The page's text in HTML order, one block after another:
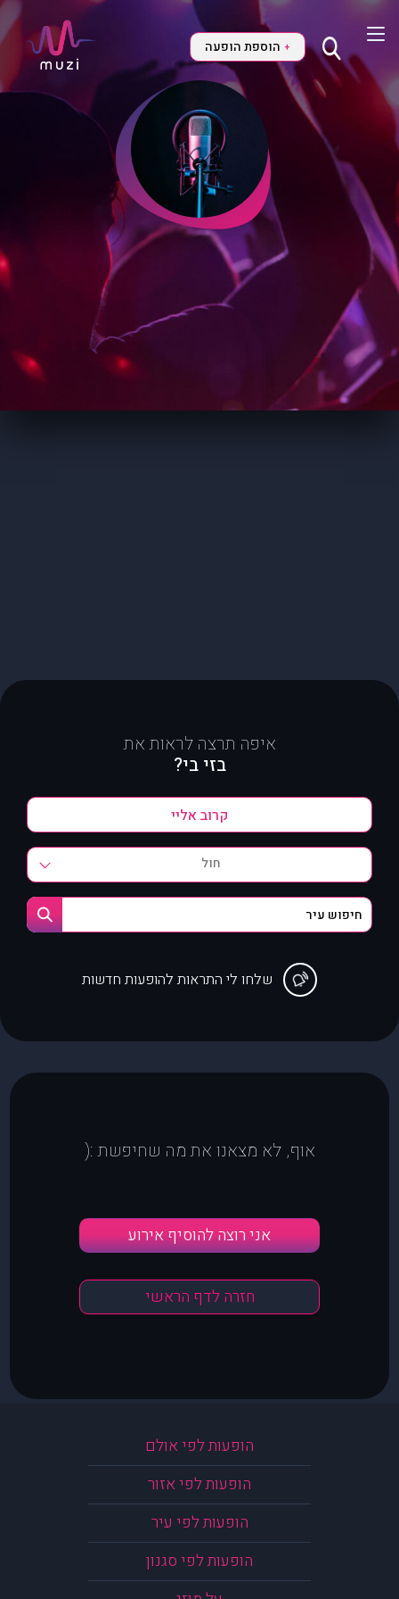
+ הוספת הופעה
איפה תרצה לראות את
בזי בי?
חול
שלחו לי התראות להופעות חדשות
אוף, לא מצאנו את מה שחיפשת :(
אני רוצה להוסיף אירוע
חזרה לדף הראשי
הופעות לפי אולם
הופעות לפי אזור
הופעות לפי עיר
הופעות לפי סגנון